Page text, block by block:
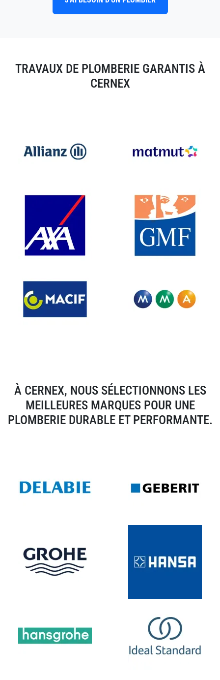
TRAVAUX DE PLOMBERIE GARANTIS À
CERNEX
À CERNEX, NOUS SÉLECTIONNONS LES
MEILLEURES MARQUES POUR UNE
PLOMBERIE DURABLE ET PERFORMANTE.